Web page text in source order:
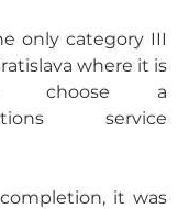
only category III
where it is
choose a
service
it was